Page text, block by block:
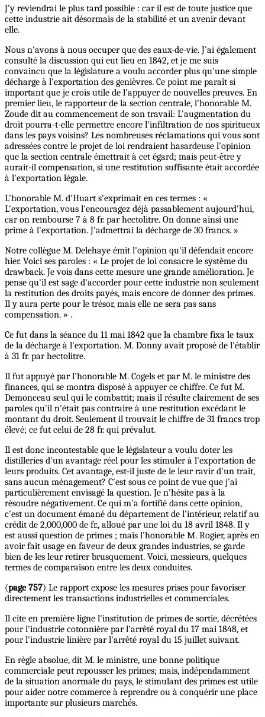
J'y reviendrai le plus tard possible : car il est de toute justice que
cette industrie ait désormais de la stabilité et un avenir devant
elle.
Nous n'avons à nous occuper que des eaux-de-vie. J'ai également
consulté la discussion qui eut lieu en 1842, et je me suis
convaincu que la législature a voulu accorder plus qu'une simple
décharge à l'exportation des genièvres. Ce point me paraît si
important que je crois utile de l'appuyer de nouvelles preuves. En
premier lieu, le rapporteur de la section centrale, l'honorable M.
Zoude dit au commencement de son travail: L'augmentation du
droit pourra-t-elle permettre encore l'infiltration de nos spiritueux
dans les pays voisins? Les nombreuses réclamations qui vous sont
adressées contre le projet de loi rendraient hasardeuse l'opinion
que la section centrale émettrait à cet égard; mais peut-être y
aurait-il compensation, si une restitution suffisante était accordée
à l'exportation légale.
L'honorable M. d'Huart s'exprimait en ces termes : «
L'exportation, vous l'encouragez déjà passablement aujourd'hui,
car on rembourse 7 à 8 fr. par hectolitre. On donne ainsi une
prime à l'exportation. J'admettrai la décharge de 30 francs. »
Notre collègue M. Delehaye émit l'opinion qu'il défendait encore
hier. Voici ses paroles : « Le projet de loi consacre le système du
drawback. Je vois dans cette mesure une grande amélioration. Je
pense qu'il est sage d'accorder pour cette industrie non seulement
la restitution des droits payés, mais encore de donner des primes.
Il y aura perte pour le trésor, mais elle ne sera pas sans
compensation. » .
Ce fut dans la séance du 11 mai 1842 que la chambre fixa le taux
de la décharge à l'exportation. M. Donny avait proposé de l'établir
à 31 fr. par hectolitre.
Il fut appuyé par l'honorable M. Cogels et par M. le ministre des
finances, qui se montra disposé à appuyer ce chiffre. Ce fut M.
Demonceau seul qui le combattit; mais il résulte clairement de ses
paroles qu'il n'était pas contraire à une restitution excédant le
montant du droit. Seulement il trouvait le chiffre de 31 francs trop
élevé; ce fut celui de 28 fr. qui prévalut.
Il est donc incontestable que le législateur a voulu doter les
distilleries d'un avantage réel pour les stimuler à l'exportation de
leurs produits. Cet avantage, est-il juste de le leur ravir d'un trait,
sans aucun ménagement? C'est sous ce point de vue que j'ai
particulièrement envisagé la question. Je n'hésite pas à la
résoudre négativement. Ce qui m'a fortifié dans cette opinion,
c'est un document émané du département de l'intérieur, relatif au
crédit de 2,000,000 de fr., alloué par une loi du 18 avril 1848. Il y
est aussi question de primes ; mais l'honorable M. Rogier, après en
avoir fait usage en faveur de deux grandes industries, se garde
bien de les leur retirer brusquement. Voici, messieurs, quelques
termes de comparaison entre les deux conduites.
(page 757) Le rapport expose les mesures prises pour favoriser
directement les transactions industrielles et commerciales.
Il cite en première ligne l'institution de primes de sortie, décrétées
pour l'industrie cotonnière par l'arrêté royal du 17 mai 1848, et
pour l'industrie linière par l'arrêté royal du 15 juillet suivant.
En règle absolue, dit M. le ministre, une bonne politique
commerciale peut repousser les primes; mais, indépendamment
de la situation anormale du pays, le stimulant des primes est utile
pour aider notre commerce à reprendre ou à conquérir une place
importante sur plusieurs marchés.